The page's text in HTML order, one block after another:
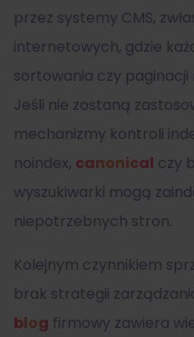
przez systemy CMS,
internetowych, gdzie
sortowania czy
Jeśli nie zostaną
mechanizmy kontroli
noindex, canonical czy
wyszukiwarki mogą
niepotrzebnych stron.
Kolejnym czynnikiem
brak strategii
blog firmowy zawiera